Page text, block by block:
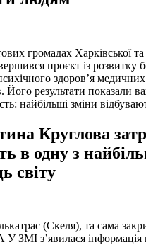
громадах Харківської та
проєкт із розвитку
здоров’я медичних
Його результати показали
найбільші зміни
Круглова
в одну з
світу
(Скеля), та сама
ЗМІ з’явилася інформація